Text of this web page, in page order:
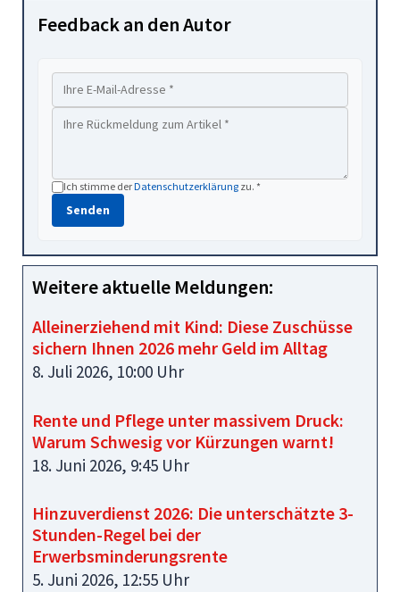
Feedback an den Autor
Ich stimme derDatenschutzerklärung zu. *
Senden
Weitere aktuelle Meldungen:
Alleinerziehend mit Kind: Diese Zuschüsse
sichern Ihnen 2026 mehr Geld im Alltag
8. Juli 2026, 10:00 Uhr
Rente und Pflege unter massivem Druck:
Warum Schwesig vor Kürzungen warnt!
18. Juni 2026, 9:45 Uhr
Hinzuverdienst 2026: Die unterschätzte 3-
Stunden-Regel bei der
Erwerbsminderungsrente
5. Juni 2026, 12:55 Uhr